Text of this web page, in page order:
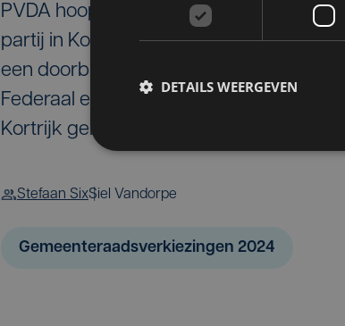
PVDA hoopt dat deze verkiezingen de
partij in Kortrijk. Lijstduwer Nathalie
een doorbraak. Zoals we
Federaal en Vlaams parlement, willen
Kortrijk geraken.”
Stefaan SixSiel Vandorpe
Gemeenteraadsverkiezingen 2024
DETAILS WEERGEVEN